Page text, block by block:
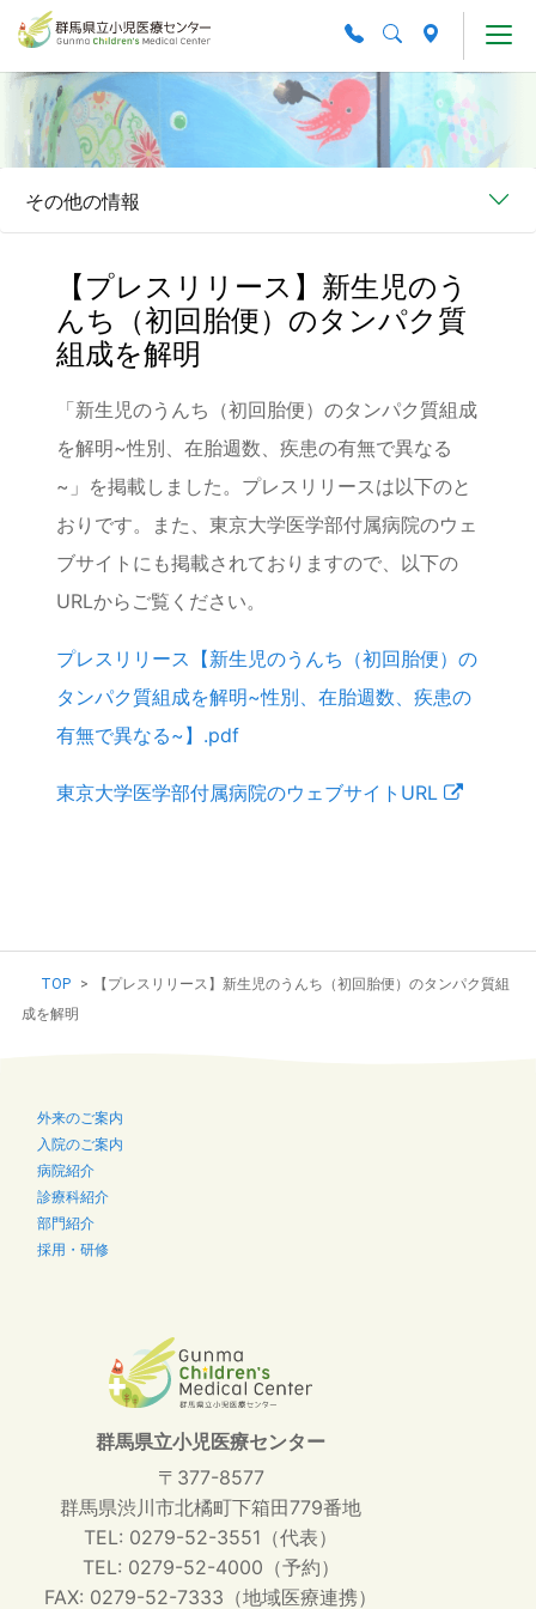
Skip to main content
その他の情報
【プレスリリース】新生児のう
んち（初回胎便）のタンパク質
組成を解明
「新生児のうんち（初回胎便）のタンパク質組成
を解明~性別、在胎週数、疾患の有無で異なる
~」を掲載しました。プレスリリースは以下のと
おりです。また、東京大学医学部付属病院のウェ
ブサイトにも掲載されておりますので、以下の
URLからご覧ください。
プレスリリース【新生児のうんち（初回胎便）の
タンパク質組成を解明~性別、在胎週数、疾患の
有無で異なる~】.pdf
東京大学医学部付属病院のウェブサイトURL
TOP >
【プレスリリース】新生児のうんち（初回胎便）のタンパク質組
成を解明
外来のご案内
入院のご案内
病院紹介
診療科紹介
部門紹介
採用・研修
群馬県立小児医療センター
〒377-8577
群馬県渋川市北橘町下箱田779番地
TEL: 0279-52-3551（代表）
TEL: 0279-52-4000（予約）
FAX: 0279-52-7333（地域医療連携）